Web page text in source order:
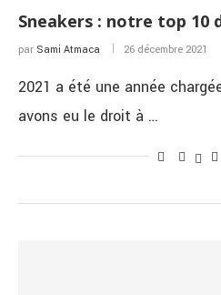
Sneakers : notre top 10
par Sami Atmaca 26 décembre 2021
2021 a été une année
avons eu le droit à …